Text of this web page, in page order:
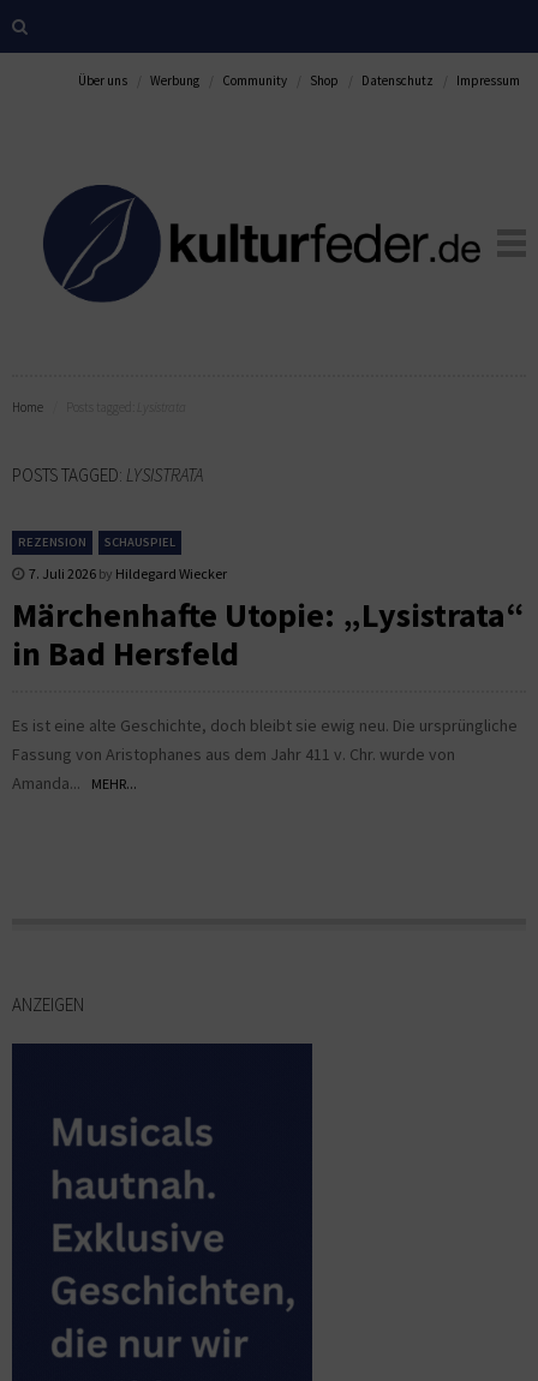
Über uns Werbung Community Shop Datenschutz Impressum
Home
POSTS TAGGED: LYSISTRATA
REZENSION SCHAUSPIEL
7. Juli 2026 by Hildegard Wiecker
Märchenhafte Utopie: „Lysistrata“
in Bad Hersfeld
Es ist eine alte Geschichte, doch bleibt sie ewig neu. Die ursprüngliche
Fassung von Aristophanes aus dem Jahr 411 v. Chr. wurde von
Amanda...
MEHR...
ANZEIGEN